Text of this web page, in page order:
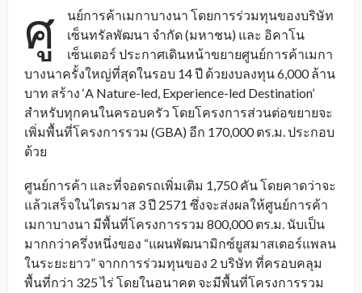
ศู
นย์การค้าเมกาบางนา โดยการร่วมทุนของบริษัท
เซ็นทรัลพัฒนา จำกัด (มหาชน) และ อิคาโน
เซ็นเตอร์ ประกาศเดินหน้าขยายศูนย์การค้าเมกา
บางนาครั้งใหญ่ที่สุดในรอบ 14 ปี ด้วยงบลงทุน 6,000 ล้าน
บาท สร้าง ‘A Nature-led, Experience-led Destination’
สำหรับทุกคนในครอบครัว โดยโครงการส่วนต่อขยายจะ
เพิ่มพื้นที่โครงการรวม (GBA) อีก 170,000 ตร.ม. ประกอบ
ด้วย
ศูนย์การค้า และที่จอดรถเพิ่มเติม 1,750 คัน โดยคาดว่าจะ
แล้วเสร็จในไตรมาส 3 ปี 2571 ซึ่งจะส่งผลให้ศูนย์การค้า
เมกาบางนา มีพื้นที่โครงการรวม 800,000 ตร.ม. นับเป็น
มากกว่าครึ่งหนึ่งของ “แผนพัฒนามิกซ์ยูสมาสเตอร์แพลน
ในระยะยาว” จากการร่วมทุนของ 2 บริษัท ที่ครอบคลุม
พื้นที่กว่า 325 ไร่ โดยในอนาคต จะมีพื้นที่โครงการรวม